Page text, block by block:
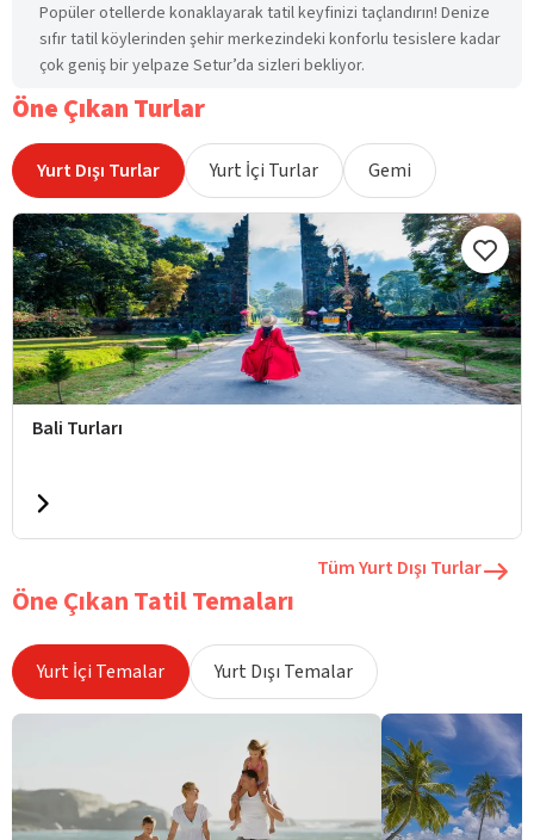
Popüler otellerde konaklayarak tatil keyfinizi taçlandırın! Denize
sıfır tatil köylerinden şehir merkezindeki konforlu tesislere kadar
çok geniş bir yelpaze Setur’da sizleri bekliyor.
Öne Çıkan Turlar
Yurt Dışı Turlar Yurt İçi Turlar Gemi
Bali Turları
Tüm Yurt Dışı Turlar
Öne Çıkan Tatil Temaları
Yurt İçi Temalar Yurt Dışı Temalar